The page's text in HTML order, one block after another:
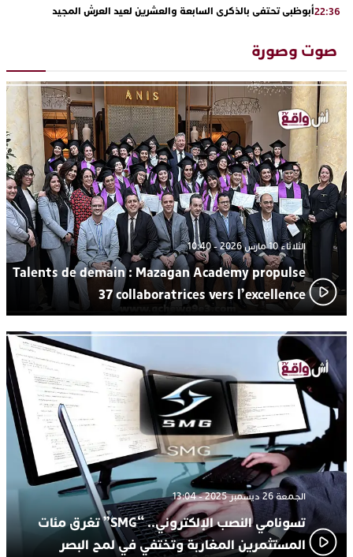
22:36أبوظبي تحتفي بالذكرى السابعة والعشرين لعيد العرش المجيد
13:30دنيا بوطازوت تواصل تألقها الفني وتؤكد مكانتها بأداء مميز في
“كوفرة فالغيس”
19:11يقظة أمنية تنهي كابوس الفتاة القاصر: كواليس مثيرة لعملية تحرير
رهينتين من قبضة ذي سوابق بالجديدة
17:27اتحاد المقاولات الإعلامية يقود قاطرة التكوين بالجديدة ويستضيف
الإعلامي سعيد بلفقير في دورة استثنائية
صوت وصورة
الثلاثاء 10 مارس 2026 - 10:40
Talents de demain : Mazagan Academy propulse
37 collaboratrices vers l’excellence
الجمعة 26 ديسمبر 2025 - 13:04
تسونامي النصب الإلكتروني.. “SMG” تغرق مئات
المستثمرين المغاربة وتختفي في لمح البصر